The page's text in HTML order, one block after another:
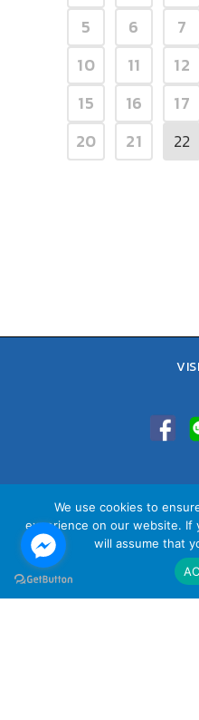
5
6 7
10
11 12
15
16 17
20
21 22
Sales Team
Email :
นโยบา
We use cookies to
experience on our website.
will assume that